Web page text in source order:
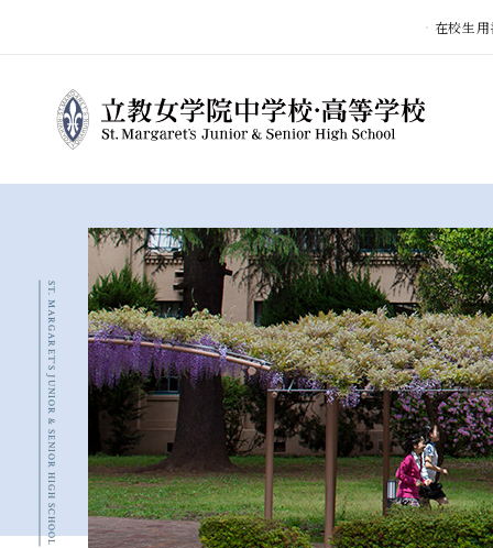
立
在校生
ST. MARGARET'S JUNIOR & SENIOR HIGH SCHOOL